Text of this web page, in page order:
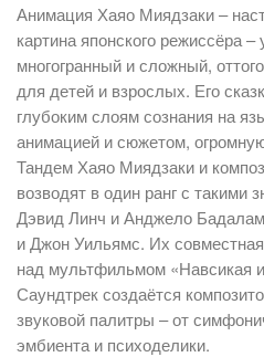
Анимация Хаяо Миядзаки –
картина японского режиссёра
многогранный и сложный,
для детей и взрослых. Его
глубоким слоям сознания на
анимацией и сюжетом,
Тандем Хаяо Миядзаки и
возводят в один ранг с такими
Дэвид Линч и Анджело
и Джон Уильямс. Их
над мультфильмом «Навсикая
Саундтрек создаётся
звуковой палитры – от
эмбиента и психоделики.